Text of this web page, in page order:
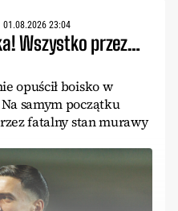
01.08.2026 23:04
Wszystko przez…
opuścił boisko w
samym początku
fatalny stan murawy